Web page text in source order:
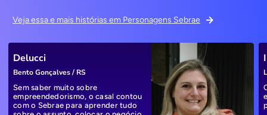
Veja essa e mais histórias em Personagens Sebrae
Delucci
Bento Gonçalves / RS
Sem saber muito sobre
empreendedorismo, o casal contou
com o Sebrae para aprender tudo